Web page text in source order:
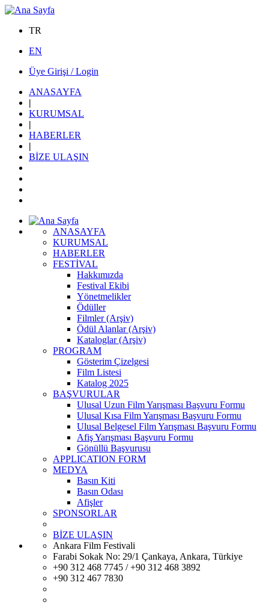
TR
EN
Üye Girişi / Login
ANASAYFA
|
KURUMSAL
|
HABERLER
|
BİZE ULAŞIN
ANASAYFA
KURUMSAL
HABERLER
FESTİVAL
Hakkımızda
Festival Ekibi
Yönetmelikler
Ödüller
Filmler (Arşiv)
Ödül Alanlar (Arşiv)
Kataloglar (Arşiv)
PROGRAM
Gösterim Çizelgesi
Film Listesi
Katalog 2025
BAŞVURULAR
Ulusal Uzun Film Yarışması Başvuru Formu
Ulusal Kısa Film Yarışması Başvuru Formu
Ulusal Belgesel Film Yarışması Başvuru Formu
Afiş Yarışması Başvuru Formu
Gönüllü Başvurusu
APPLICATION FORM
MEDYA
Basın Kiti
Basın Odası
Afişler
SPONSORLAR
BİZE ULAŞIN
Ankara Film Festivali
Farabi Sokak No: 29/1 Çankaya, Ankara, Türkiye
+90 312 468 7745 / +90 312 468 3892
+90 312 467 7830